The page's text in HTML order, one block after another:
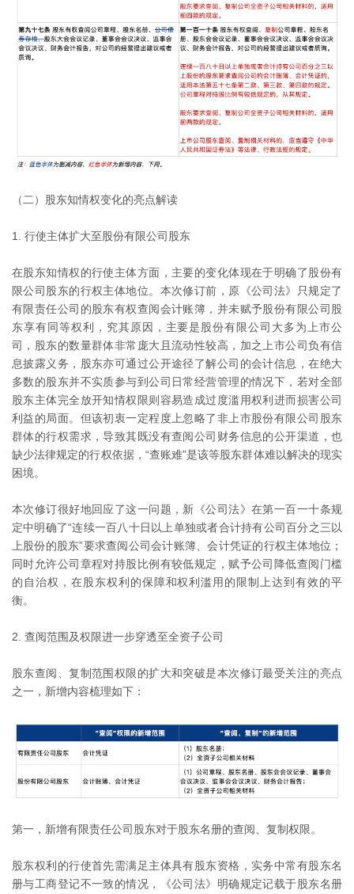
（二）股东知情权变化的亮点解读
1. 行使主体扩大至股份有限公司股东
在股东知情权的行使主体方面，主要的变化体现在于明确了股份有
限公司股东的行权主体地位。本次修订前，原《公司法》只规定了
有限责任公司的股东有权查阅会计账簿，并未赋予股份有限公司股
东享有同等权利，究其原因，主要是股份有限公司大多为上市公
司，股东的数量群体非常庞大且流动性较高，加之上市公司负有信
息披露义务，股东亦可通过公开途径了解公司的会计信息，在绝大
多数的股东并不实质参与到公司日常经营管理的情况下，若对全部
股东主体完全放开知情权限则容易造成过度滥用权利进而损害公司
利益的局面。但该初衷一定程度上忽略了非上市股份有限公司股东
群体的行权需求，导致其既没有查阅公司财务信息的公开渠道，也
缺少法律规定的行权依据，“查账难”是该等股东群体难以解决的现实
困境。
本次修订很好地回应了这一问题，新《公司法》在第一百一十条规
定中明确了“连续一百八十日以上单独或者合计持有公司百分之三以
上股份的股东”要求查阅公司会计账簿、会计凭证的行权主体地位；
同时允许公司章程对持股比例有较低规定，赋予公司降低查阅门槛
的自治权，在股东权利的保障和权利滥用的限制上达到有效的平
衡。
2. 查阅范围及权限进一步穿透至全资子公司
股东查阅、复制范围权限的扩大和突破是本次修订最受关注的亮点
之一，新增内容梳理如下：
第一，新增有限责任公司股东对于股东名册的查阅、复制权限。
股东权利的行使首先需满足主体具有股东资格，实务中常有股东名
册与工商登记不一致的情况，《公司法》明确规定记载于股东名册